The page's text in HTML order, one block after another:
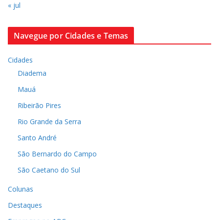
« jul
Navegue por Cidades e Temas
Cidades
Diadema
Mauá
Ribeirão Pires
Rio Grande da Serra
Santo André
São Bernardo do Campo
São Caetano do Sul
Colunas
Destaques